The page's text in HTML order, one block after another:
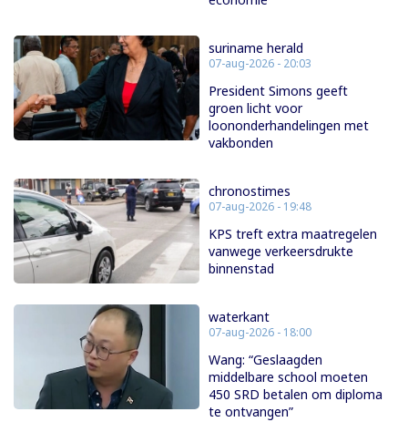
suriname herald
07-aug-2026 - 20:03
President Simons geeft
groen licht voor
loononderhandelingen met
vakbonden
chronostimes
07-aug-2026 - 19:48
KPS treft extra maatregelen
vanwege verkeersdrukte
binnenstad
waterkant
07-aug-2026 - 18:00
Wang: “Geslaagden
middelbare school moeten
450 SRD betalen om diploma
te ontvangen”